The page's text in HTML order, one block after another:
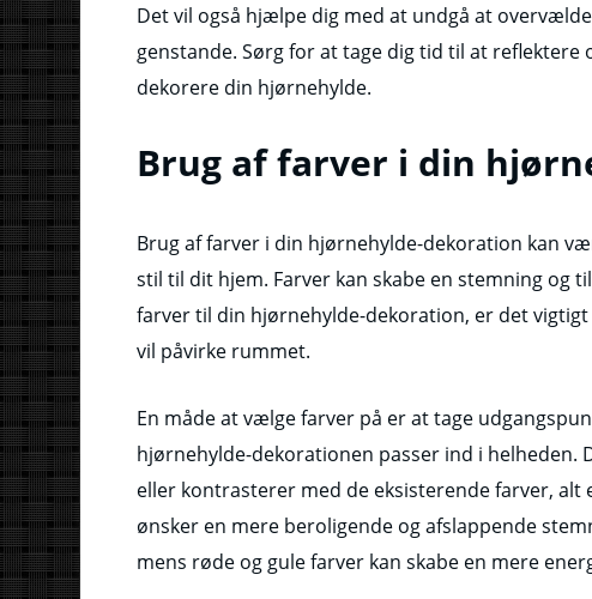
Det vil også hjælpe dig med at undgå at
genstande. Sørg for at tage dig tid til at
dekorere din hjørnehylde.
Brug af farver i din
Brug af farver i din hjørnehylde-dekoration kan
stil til dit hjem. Farver kan skabe en stemning
farver til din hjørnehylde-dekoration, er det
vil påvirke rummet.
En måde at vælge farver på er at tage
hjørnehylde-dekorationen passer ind i
eller kontrasterer med de eksisterende farver,
ønsker en mere beroligende og afslappende
mens røde og gule farver kan skabe en mere